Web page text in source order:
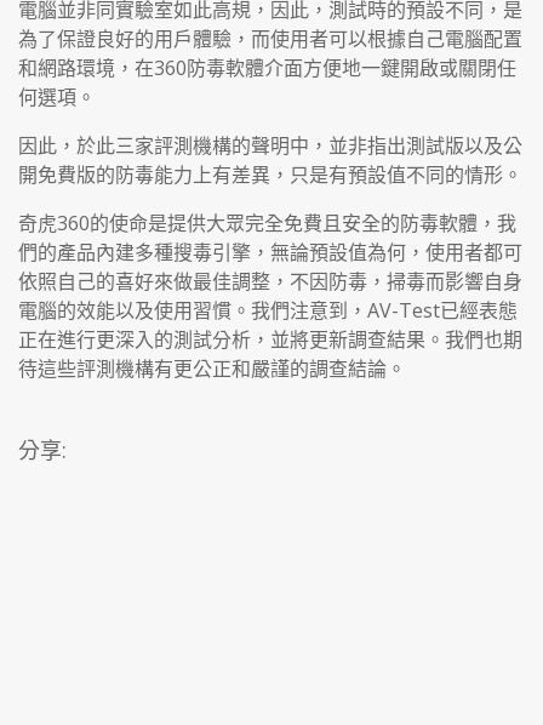
電腦並非同實驗室如此高規，因此，測試時的預設不同，是
為了保證良好的用戶體驗，而使用者可以根據自己電腦配置
和網路環境，在360防毒軟體介面方便地一鍵開啟或關閉任
何選項。
因此，於此三家評測機構的聲明中，並非指出測試版以及公
開免費版的防毒能力上有差異，只是有預設值不同的情形。
奇虎360的使命是提供大眾完全免費且安全的防毒軟體，我
們的產品內建多種搜毒引擎，無論預設值為何，使用者都可
依照自己的喜好來做最佳調整，不因防毒，掃毒而影響自身
電腦的效能以及使用習慣。我們注意到，AV-Test已經表態
正在進行更深入的測試分析，並將更新調查結果。我們也期
待這些評測機構有更公正和嚴謹的調查結論。
分享: